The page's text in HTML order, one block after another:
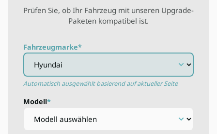
Prüfen Sie, ob Ihr Fahrzeug mit unseren Upgrade-
Paketen kompatibel ist.
Fahrzeugmarke
Wählen Sie die Marke Ihres Fahrzeugs aus
Automatisch ausgewählt basierend auf aktueller Seite
Modell
Wählen Sie das Modell Ihres Fahrzeugs aus